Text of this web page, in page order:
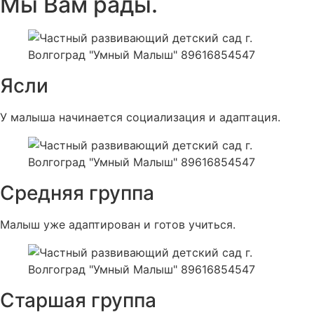
Ясли
У малыша начинается социализация и адаптация.
Средняя группа
Малыш уже адаптирован и готов учиться.
Старшая группа